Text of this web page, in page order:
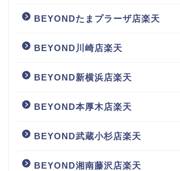
BEYONDたまプラーザ店楽天
BEYOND川崎店楽天
BEYOND新横浜店楽天
BEYOND本厚木店楽天
BEYOND武蔵小杉店楽天
BEYOND湘南藤沢店楽天